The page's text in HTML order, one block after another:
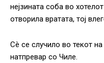
нејзината соба во
отворила вратата, тој
Сè се случило во текот
натпревар со Чиле.